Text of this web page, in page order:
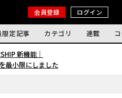
会員登録 ログイン
限定記事 カテゴリ 連載
新機能｜
最小限にしました